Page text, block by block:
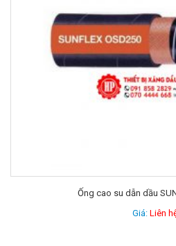
Ống cao su dẫn dầu
Giá: Liên